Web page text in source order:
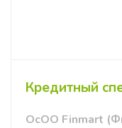
Кредитный
ОсОО Finmart